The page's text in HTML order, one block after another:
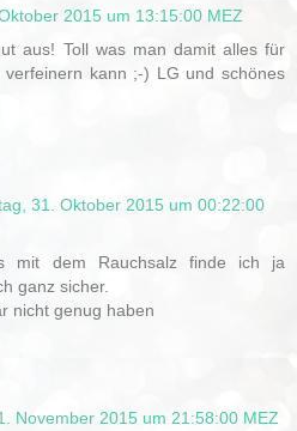
2015 um 13:15:00 MEZ
aus! Toll was man damit alles für
kann ;-) LG und schönes
31. Oktober 2015 um 00:22:00
mit dem Rauchsalz finde ich ja
ganz sicher.
nicht genug haben
November 2015 um 21:58:00 MEZ